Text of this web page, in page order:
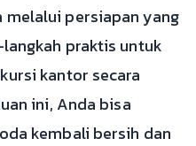
melalui persiapan yang
praktis untuk
kantor secara
ini, Anda bisa
kembali bersih dan